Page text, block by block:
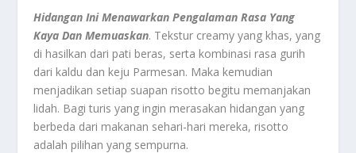
Hidangan Ini Menawarkan Pengalaman Rasa Yang
Kaya Dan Memuaskan. Tekstur creamy yang khas, yang
di hasilkan dari pati beras, serta kombinasi rasa gurih
dari kaldu dan keju Parmesan. Maka kemudian
menjadikan setiap suapan risotto begitu memanjakan
lidah. Bagi turis yang ingin merasakan hidangan yang
berbeda dari makanan sehari-hari mereka, risotto
adalah pilihan yang sempurna.